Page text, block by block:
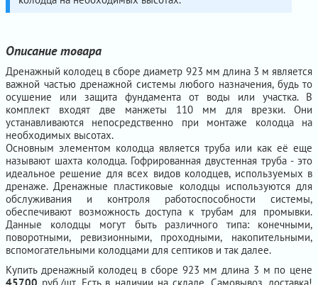
Описание товара
Дренажный колодец в сборе диаметр 923 мм длина 3 м является
важной частью дренажной системы любого назначения, будь то
осушение или защита фундамента от воды или участка. В
комплект входят две манжеты 110 мм для врезки. Они
устанавливаются непосредственно при монтаже колодца на
необходимых высотах.
Основным элементом колодца является труба или как её еще
называют шахта колодца. Гофрированная двустенная труба - это
идеальное решение для всех видов колодцев, используемых в
дренаже. Дренажные пластиковые колодцы используются для
обслуживания и контроля работоспособности системы,
обеспечивают возможность доступа к трубам для промывки.
Данные колодцы могут быть различного типа: конечными,
поворотными, ревизионными, проходными, накопительными,
вспомогательными колодцами для септиков и так далее.
Купить дренажный колодец в сборе 923 мм длина 3 м по цене